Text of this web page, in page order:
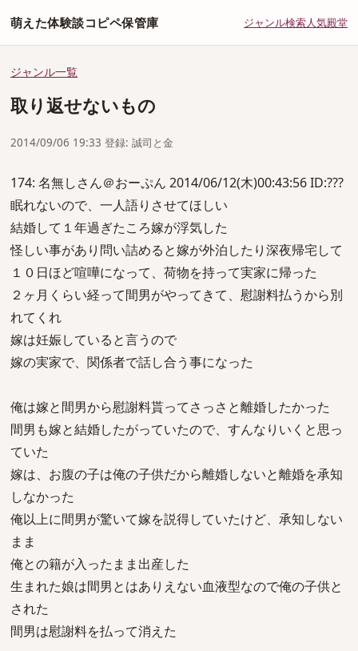
萌えた体験談コピペ保管庫 ジャンル検索人気殿堂
ジャンル一覧
取り返せないもの
2014/09/06 19:33 登録: 誠司と金
174: 名無しさん＠おーぷん 2014/06/12(木)00:43:56 ID:???
眠れないので、一人語りさせてほしい
結婚して１年過ぎたころ嫁が浮気した
怪しい事があり問い詰めると嫁が外泊したり深夜帰宅して
１０日ほど喧嘩になって、荷物を持って実家に帰った
２ヶ月くらい経って間男がやってきて、慰謝料払うから別
れてくれ
嫁は妊娠していると言うので
嫁の実家で、関係者で話し合う事になった
俺は嫁と間男から慰謝料貰ってさっさと離婚したかった
間男も嫁と結婚したがっていたので、すんなりいくと思っ
ていた
嫁は、お腹の子は俺の子供だから離婚しないと離婚を承知
しなかった
俺以上に間男が驚いて嫁を説得していたけど、承知しない
まま
俺との籍が入ったまま出産した
生まれた娘は間男とはありえない血液型なので俺の子供と
された
間男は慰謝料を払って消えた